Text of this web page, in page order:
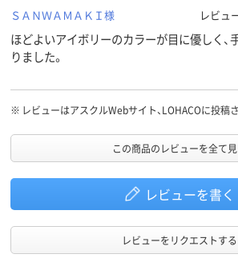
ＳＡＮＷＡＭＡＫＩ様
レビュ
ほどよいアイボリーのカラーが目に優しく、
りました。
※ レビューはアスクルWebサイト、LOHACOに投稿
この商品のレビューを全て
レビューを書く
レビューをリクエストする